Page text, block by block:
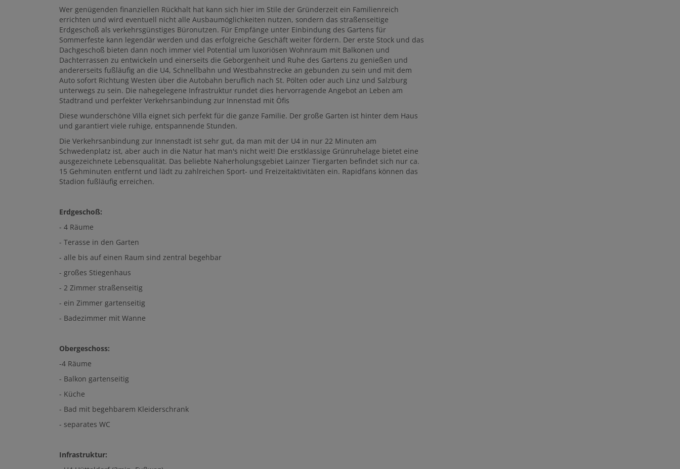
Wer genügenden finanziellen Rückhalt hat kann sich hier im Stile der Gründerzeit ein Familienreich
errichten und wird eventuell nicht alle Ausbaumöglichkeiten nutzen, sondern das straßenseitige
Erdgeschoß als verkehrsgünstiges Büronutzen. Für Empfänge unter Einbindung des Gartens für
Sommerfeste kann legendär werden und das erfolgreiche Geschäft weiter fördern. Der erste Stock und das
Dachgeschoß bieten dann noch immer viel Potential um luxoriösen Wohnraum mit Balkonen und
Dachterrassen zu entwickeln und einerseits die Geborgenheit und Ruhe des Gartens zu genießen und
andererseits fußläufig an die U4, Schnellbahn und Westbahnstrecke an gebunden zu sein und mit dem
Auto sofort Richtung Westen über die Autobahn beruflich nach St. Pölten oder auch Linz und Salzburg
unterwegs zu sein. Die nahegelegene Infrastruktur rundet dies hervorragende Angebot an Leben am
Stadtrand und perfekter Verkehrsanbindung zur Innenstad mit Öfis
Diese wunderschöne Villa eignet sich perfekt für die ganze Familie. Der große Garten ist hinter dem Haus
und garantiert viele ruhige, entspannende Stunden.
Die Verkehrsanbindung zur Innenstadt ist sehr gut, da man mit der U4 in nur 22 Minuten am
Schwedenplatz ist, aber auch in die Natur hat man's nicht weit! Die erstklassige Grünruhelage bietet eine
ausgezeichnete Lebensqualität. Das beliebte Naherholungsgebiet Lainzer Tiergarten befindet sich nur ca.
15 Gehminuten entfernt und lädt zu zahlreichen Sport- und Freizeitaktivitäten ein. Rapidfans können das
Stadion fußläufig erreichen.
Erdgeschoß:
- 4 Räume
- Terasse in den Garten
- alle bis auf einen Raum sind zentral begehbar
- großes Stiegenhaus
- 2 Zimmer straßenseitig
- ein Zimmer gartenseitig
- Badezimmer mit Wanne
Obergeschoss:
-4 Räume
- Balkon gartenseitig
- Küche
- Bad mit begehbarem Kleiderschrank
- separates WC
Infrastruktur: